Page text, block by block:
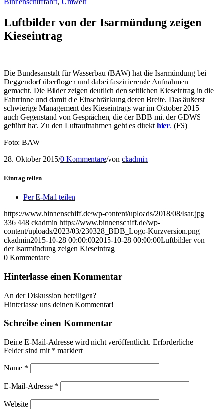
Binnenschifffahrt, Umwelt
Luftbilder von der Isarmündung zeigen
Kieseintrag
Die Bundesanstalt für Wasserbau (BAW) hat die Isarmündung bei
Deggendorf überflogen und dabei faszinierende Aufnahmen
gemacht. Die Bilder zeigen deutlich den seitlichen Kieseintrag in die
Fahrrinne und damit die Einschränkung deren Breite. Das äußerst
schwierige Management des Kieseintrags war im Oktober 2015
auch Gegenstand von Gesprächen, die der BDB mit der GDWS
geführt hat. Zu den Luftaufnahmen geht es direkt hier. (FS)
Foto: BAW
28. Oktober 2015/0 Kommentare/von ckadmin
Eintrag teilen
Per E-Mail teilen
https://www.binnenschiff.de/wp-content/uploads/2018/08/Isar.jpg
336 448 ckadmin https://www.binnenschiff.de/wp-
content/uploads/2023/03/230328_BDB_Logo-Kurzversion.png
ckadmin2015-10-28 00:00:002015-10-28 00:00:00Luftbilder von
der Isarmündung zeigen Kieseintrag
0 Kommentare
Hinterlasse einen Kommentar
An der Diskussion beteiligen?
Hinterlasse uns deinen Kommentar!
Schreibe einen Kommentar
Deine E-Mail-Adresse wird nicht veröffentlicht. Erforderliche
Felder sind mit * markiert
Name *
E-Mail-Adresse *
Website